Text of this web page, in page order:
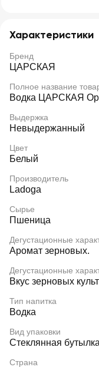
Характеристики
Бренд
ЦАРСКАЯ
Полное название
Водка ЦАРСКАЯ
Выдержка
Невыдержанный
Цвет
Белый
Производитель
Ladoga
Сырье
Пшеница
Дегустационные
Аромат зерновых.
Дегустационные
Вкус зерновых
Тип напитка
Водка
Вид упаковки
Стеклянная бутылка
Страна